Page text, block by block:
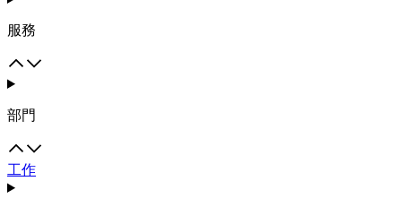
服務
部門
工作